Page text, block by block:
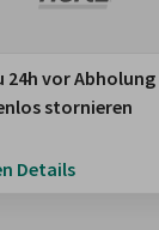
24h vor Abholung
stornieren
Details